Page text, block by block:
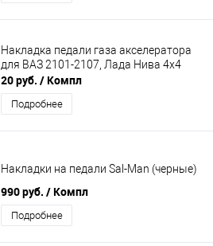
Накладка педали газа акселератора
для ВАЗ 2101-2107, Лада Нива 4х4
20 руб. / Компл
Подробнее
Накладки на педали Sal-Man (черные)
990 руб. / Компл
Подробнее